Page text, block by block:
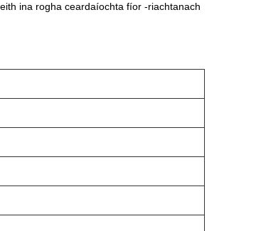
ina rogha ceardaíochta fíor -riachtanach